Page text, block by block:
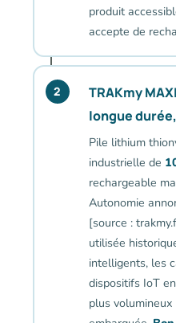
produit
accepte de
2
TRAKmy
longue
Pile lithium
industrielle de
rechargeable
Autonomie
[source :
utilisée
intelligents, les
dispositifs IoT
plus